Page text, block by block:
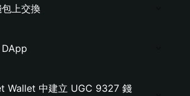
上交換
Wallet 中建立 UGC 9327 錢